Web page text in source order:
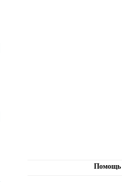
Помощь